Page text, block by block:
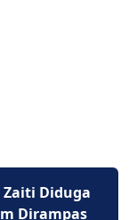
Diduga
Dirampas